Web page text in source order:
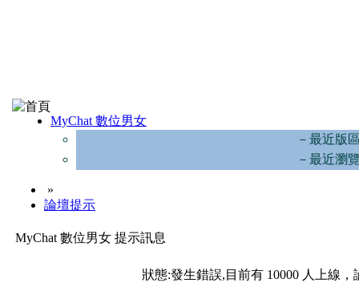
MyChat 數位男女
－最近版
－最近瀏
»
論壇提示
MyChat 數位男女 提示訊息
狀態:發生錯誤,目前有 10000 人上線